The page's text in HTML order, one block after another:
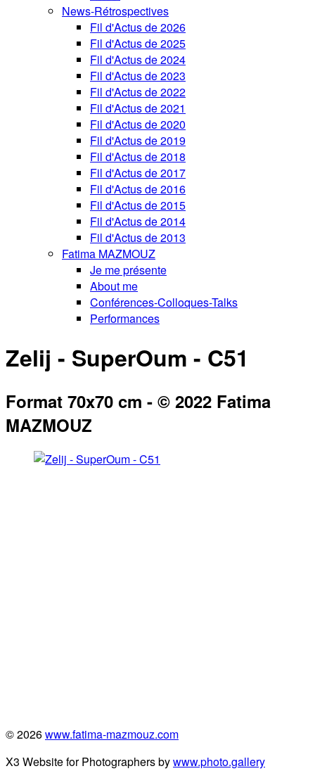
News-Rétrospectives
Fil d'Actus de 2026
Fil d'Actus de 2025
Fil d'Actus de 2024
Fil d'Actus de 2023
Fil d'Actus de 2022
Fil d'Actus de 2021
Fil d'Actus de 2020
Fil d'Actus de 2019
Fil d'Actus de 2018
Fil d'Actus de 2017
Fil d'Actus de 2016
Fil d'Actus de 2015
Fil d'Actus de 2014
Fil d'Actus de 2013
Fatima MAZMOUZ
Je me présente
About me
Conférences-Colloques-Talks
Performances
Zelij - SuperOum - C51
Format 70x70 cm - © 2022 Fatima
MAZMOUZ
© 2026www.fatima-mazmouz.com
X3 Website for Photographers bywww.photo.gallery